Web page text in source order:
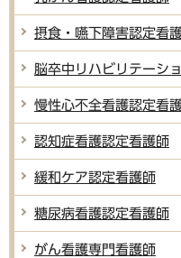
摂食・嚥下障害認定看
脳卒中リハビリテーシ
慢性心不全看護認定看
認知症看護認定看護師
緩和ケア認定看護師
糖尿病看護認定看護師
がん看護専門看護師